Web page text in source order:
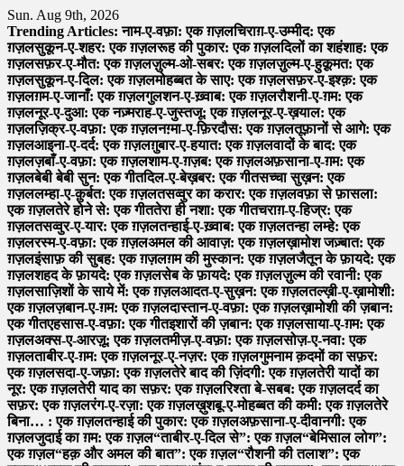
Skip
to
content
Sun. Aug 9th, 2026
Trending Articles: नाम-ए-वफ़ा: एक ग़ज़लचिराग़-ए-उम्मीद: एक
ग़ज़लसुकून-ए-शहर: एक ग़ज़लरूह की पुकार: एक ग़ज़लदिलों का शहंशाह: एक
ग़ज़लसफ़र-ए-मौत: एक ग़ज़लज़ुल्म-ओ-सबर: एक ग़ज़लज़ुल्म-ए-हुक़ूमत: एक
ग़ज़लसुकून-ए-दिल: एक ग़ज़लमोहब्बत के साए: एक ग़ज़लसफ़र-ए-इश्क़: एक
ग़ज़लग़म-ए-जानाँ: एक ग़ज़लगुलशन-ए-ख़्वाब: एक ग़ज़लरौशनी-ए-ग़म: एक
ग़ज़लनूर-ए-दुआ: एक नज़्मराह-ए-जुस्तजू: एक ग़ज़लनूर-ए-ख़याल: एक
ग़ज़लज़िक्र-ए-वफ़ा: एक ग़ज़लनग़्मा-ए-फ़िरदौस: एक ग़ज़लतूफ़ानों से आगे: एक
ग़ज़लआइना-ए-दर्द: एक ग़ज़लग़ुबार-ए-हयात: एक ग़ज़लवादों के बाद: एक
ग़ज़लज़बाँ-ए-वफ़ा: एक ग़ज़लशाम-ए-ग़ज़ब: एक ग़ज़लअफ़साना-ए-ग़म: एक
ग़ज़लबेबी बेबी सुन: एक गीतदिल-ए-बेख़बर: एक गीतसच्चा सुख़न: एक
ग़ज़ललम्हा-ए-क़ुर्बत: एक ग़ज़लतसव्वुर का करार: एक ग़ज़लवफ़ा से फ़ासला:
एक ग़ज़लतेरे होने से: एक गीततेरा ही नशा: एक गीतचराग़-ए-हिज्र: एक
ग़ज़लतसव्वुर-ए-यार: एक ग़ज़लतन्हाई-ए-ख़्वाब: एक ग़ज़लतन्हा लम्हे: एक
ग़ज़लरस्म-ए-वफ़ा: एक ग़ज़लअमल की आवाज़: एक ग़ज़लख़ामोश जज़्बात: एक
ग़ज़लइंसाफ़ की सुबह: एक ग़ज़लग़म की मुस्कान: एक ग़ज़लजैतून के फ़ायदे: एक
ग़ज़लशहद के फ़ायदे: एक ग़ज़लसेब के फ़ायदे: एक ग़ज़लज़ुल्म की रवानी: एक
ग़ज़लसाज़िशों के साये में: एक ग़ज़लआदत-ए-सुख़न: एक ग़ज़लतल्ख़ी-ए-ख़ामोशी:
एक ग़ज़लज़बान-ए-ग़म: एक ग़ज़लदास्तान-ए-वफ़ा: एक ग़ज़लख़ामोशी की ज़बान:
एक गीतएहसास-ए-वफ़ा: एक गीतइशारों की ज़बान: एक ग़ज़लसाया-ए-ग़म: एक
ग़ज़लअक्स-ए-आरज़ू: एक ग़ज़लतमीज़-ए-वफ़ा: एक ग़ज़लसोज़-ए-नवा: एक
ग़ज़लताबीर-ए-ग़म: एक ग़ज़लनूर-ए-नज़र: एक ग़ज़लगुमनाम क़दमों का सफ़र:
एक ग़ज़लसदा-ए-जफ़ा: एक ग़ज़लतेरे बाद की ज़िंदगी: एक ग़ज़लतेरी यादों का
नूर: एक ग़ज़लतेरी याद का सफ़र: एक ग़ज़लरिश्ता बे-सबब: एक ग़ज़लदर्द का
सफ़र: एक ग़ज़लरंग-ए-रज़ा: एक ग़ज़लख़ुशबू-ए-मोहब्बत की कमी: एक ग़ज़लतेरे
बिना… : एक ग़ज़लतन्हाई की पुकार: एक ग़ज़लअफ़साना-ए-दीवानगी: एक
ग़ज़लजुदाई का ग़म: एक ग़ज़ल“ताबीर-ए-दिल से”: एक ग़ज़ल“बेमिसाल लोग”:
एक ग़ज़ल“हक़ और अमल की बात”: एक ग़ज़ल“रौशनी की तलाश”: एक